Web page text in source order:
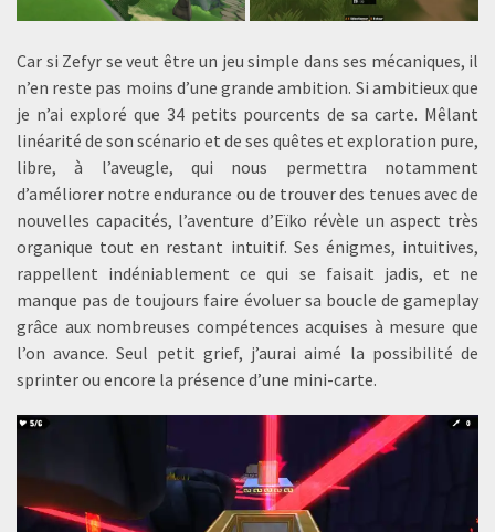
Car si Zefyr se veut être un jeu simple dans ses mécaniques, il
n’en reste pas moins d’une grande ambition. Si ambitieux que
je n’ai exploré que 34 petits pourcents de sa carte. Mêlant
linéarité de son scénario et de ses quêtes et exploration pure,
libre, à l’aveugle, qui nous permettra notamment
d’améliorer notre endurance ou de trouver des tenues avec de
nouvelles capacités, l’aventure d’Eïko révèle un aspect très
organique tout en restant intuitif. Ses énigmes, intuitives,
rappellent indéniablement ce qui se faisait jadis, et ne
manque pas de toujours faire évoluer sa boucle de gameplay
grâce aux nombreuses compétences acquises à mesure que
l’on avance. Seul petit grief, j’aurai aimé la possibilité de
sprinter ou encore la présence d’une mini-carte.